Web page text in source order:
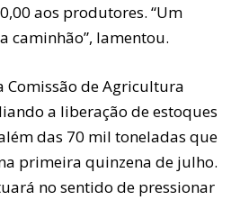
aos produtores. “Um
caminhão”, lamentou.
Comissão de Agricultura
a liberação de estoques
das 70 mil toneladas que
primeira quinzena de julho.
no sentido de pressionar